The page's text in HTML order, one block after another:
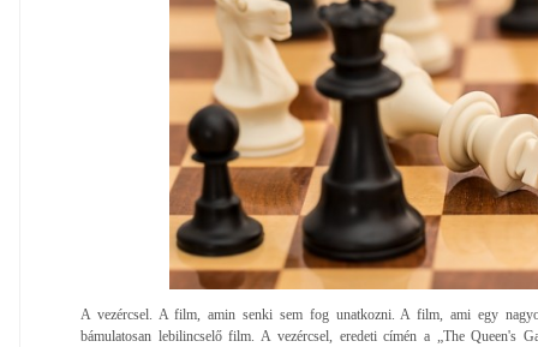
A vezércsel. A film, amin senki sem fog unatkozni. A film, ami egy
bámulatosan lebilincselő film. A vezércsel, eredeti címén a „The Queen's